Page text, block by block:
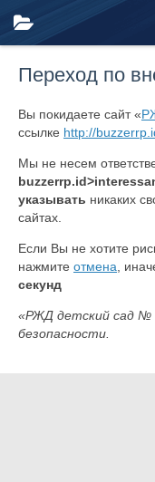
Переход по
Вы покидаете сайт «
ссылке http://
Мы не несем
указывать никаких
сайтах.
Если Вы не хотите
нажмите отмена ,
секунд
«РЖД детский сад №
безопасности.